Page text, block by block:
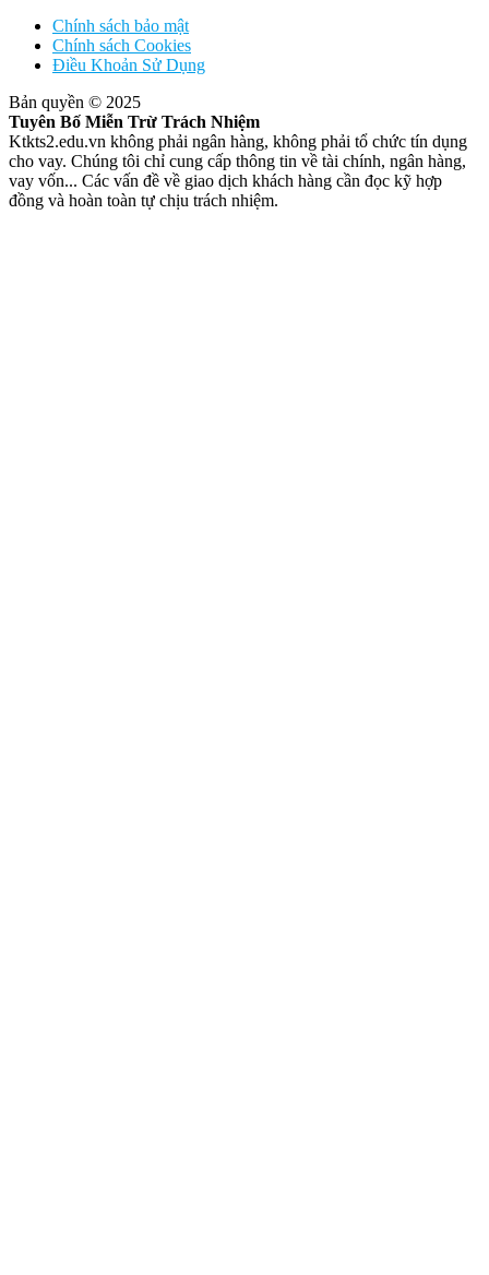
Chính sách bảo mật
Chính sách Cookies
Điều Khoản Sử Dụng
Bản quyền © 2025
Tuyên Bố Miễn Trừ Trách Nhiệm
Ktkts2.edu.vn không phải ngân hàng, không phải tổ chức tín dụng
cho vay. Chúng tôi chỉ cung cấp thông tin về tài chính, ngân hàng,
vay vốn... Các vấn đề về giao dịch khách hàng cần đọc kỹ hợp
đồng và hoàn toàn tự chịu trách nhiệm.